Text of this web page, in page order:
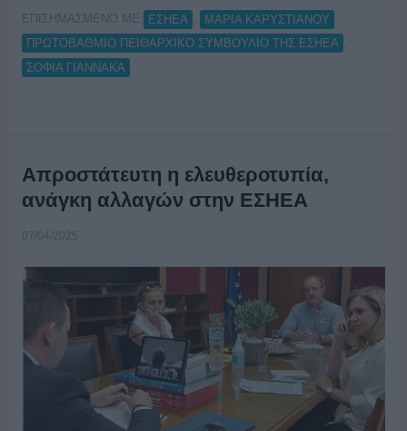
ΕΠΙΣΗΜΑΣΜΕΝΟ ΜΕ: ΕΣΗΕΑ ΜΑΡΙΑ ΚΑΡΥΣΤΙΑΝΟΥ
ΠΡΩΤΟΒΑΘΜΙΟ ΠΕΙΘΑΡΧΙΚΟ ΣΥΜΒΟΥΛΙΟ ΤΗΣ ΕΣΗΕΑ
ΣΟΦΙΑ ΓΙΑΝΝΑΚΑ
Απροστάτευτη η ελευθεροτυπία,
ανάγκη αλλαγών στην ΕΣΗΕΑ
07/04/2025